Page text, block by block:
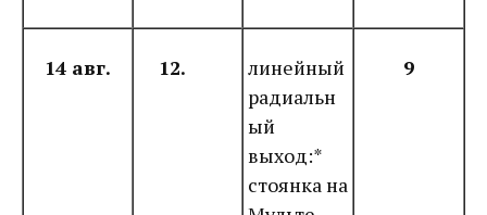
14 авг. 12.
линейный
радиальн
ый
выход:*
стоянка на
9